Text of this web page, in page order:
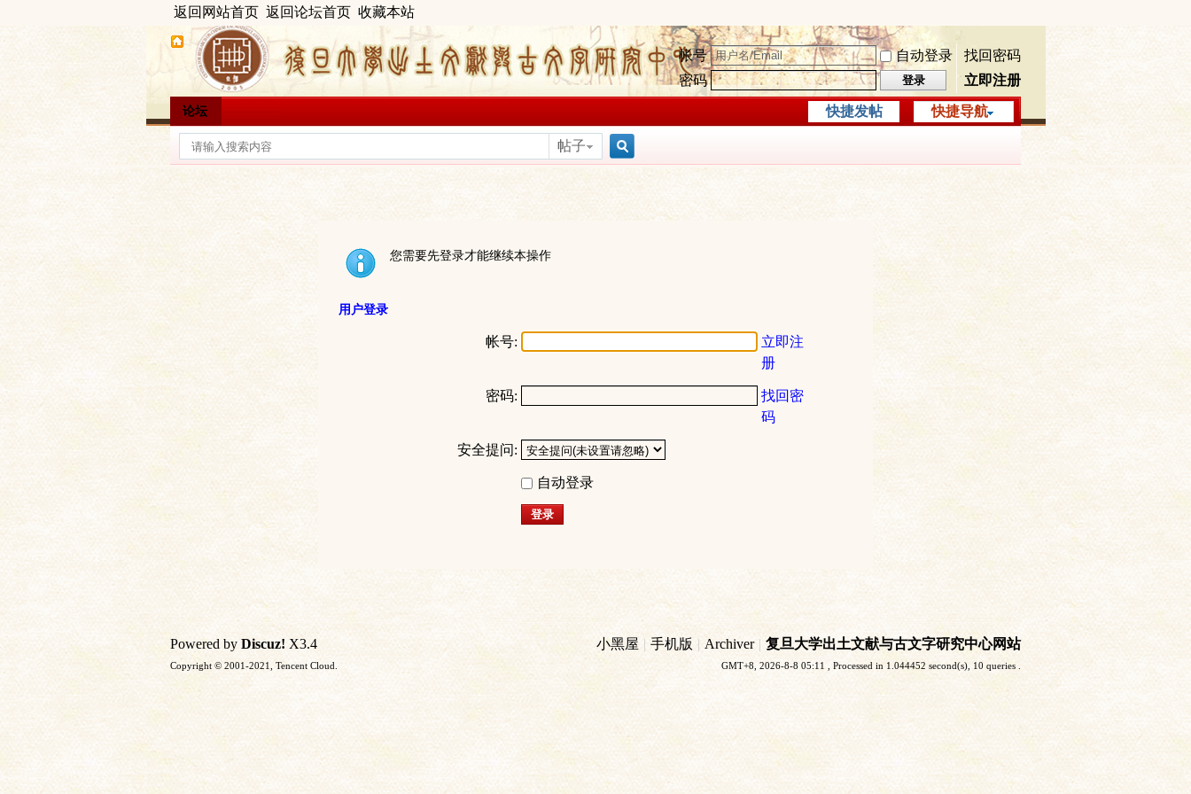
返回网站首页 返回论坛首页 收藏本站
帐号 自动登录
找回密码
密码
登录 立即注册
快捷导航
论坛 快捷发帖
帖子
您需要先登录才能继续本操作
用户登录
帐号:
立即注
册
密码:
找回密
码
安全提问:
自动登录
登录
小黑屋 | 手机版 | Archiver | 复旦大学出土文献与古文字研究中心网站
GMT+8, 2026-8-8 05:11 , Processed in 1.044452 second(s), 10 queries .
Powered by Discuz! X3.4
Copyright © 2001-2021, Tencent Cloud.